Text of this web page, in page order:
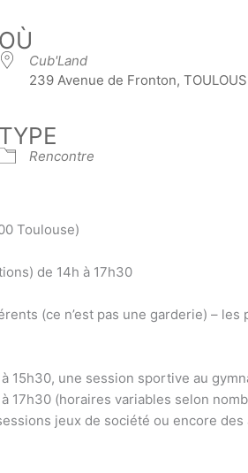
OÙ
Cub'Land
239 Avenue de Fronton,
TYPE
Rencontre
Toulouse)
de 14h à 17h30
(ce n’est pas une garderie) – les
15h30, une session sportive au
17h30 (horaires variables selon
jeux de société ou encore